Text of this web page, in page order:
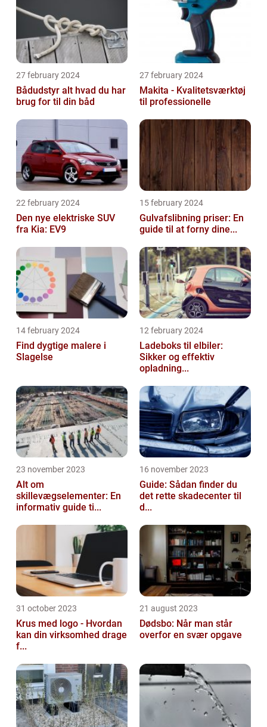
27 february 2024
Bådudstyr alt hvad du har
brug for til din båd
27 february 2024
Makita - Kvalitetsværktøj
til professionelle
22 february 2024
Den nye elektriske SUV
fra Kia: EV9
15 february 2024
Gulvafslibning priser: En
guide til at forny dine...
14 february 2024
Find dygtige malere i
Slagelse
12 february 2024
Ladeboks til elbiler:
Sikker og effektiv
opladning...
23 november 2023
Alt om
skillevægselementer: En
informativ guide ti...
16 november 2023
Guide: Sådan finder du
det rette skadecenter til
d...
31 october 2023
Krus med logo - Hvordan
kan din virksomhed drage
f...
21 august 2023
Dødsbo: Når man står
overfor en svær opgave